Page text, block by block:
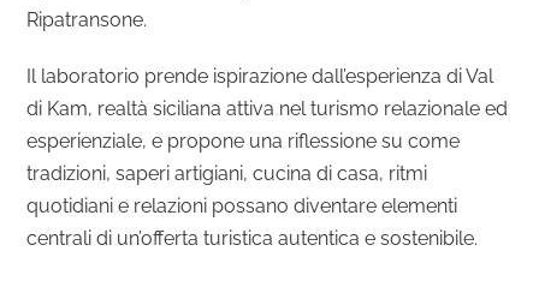
Ripatransone.
Il laboratorio prende ispirazione dall’esperienza di Val
di Kam, realtà siciliana attiva nel turismo relazionale ed
esperienziale, e propone una riflessione su come
tradizioni, saperi artigiani, cucina di casa, ritmi
quotidiani e relazioni possano diventare elementi
centrali di un’offerta turistica autentica e sostenibile.